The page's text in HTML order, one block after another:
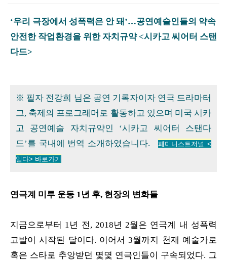
‘우리 극장에서 성폭력은 안 돼’…공연예술인들의 약속
안전한 작업환경을 위한 자치규약 <시카고 씨어터 스탠
다드>
※ 필자 전강희 님은 공연 기록자이자 연극 드라마터
그, 축제의 프로그래머로 활동하고 있으며 미국 시카
고 공연예술 자치규약인 ‘시카고 씨어터 스탠다
드’를 국내에 번역 소개하였습니다.
페미니스트저널 <
일다> 바로가기
연극계 미투 운동 1년 후, 현장의 변화들
지금으로부터 1년 전, 2018년 2월은 연극계 내 성폭력
고발이 시작된 달이다. 이어서 3월까지 천재 예술가로
혹은 스타로 추앙받던 몇몇 연극인들이 구속되었다. 그